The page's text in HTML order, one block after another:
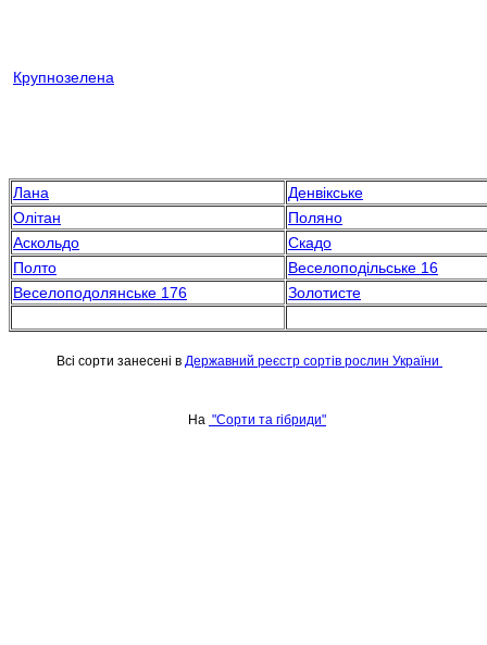
Крупнозелена
Лана
Денвікське
Олітан
Поляно
Аскольдо
Скадо
Полто
Веселоподільське 16
Веселоподолянське 176
Золотисте
Всі сорти занесені в Державний реєстр сортів рослин України
На "Сорти та гібриди"